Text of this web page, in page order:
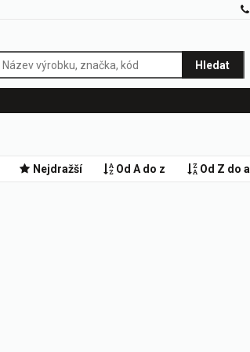
Hledat
Nejdražší Od A do z Od Z do a